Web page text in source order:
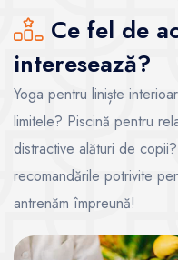
Ce fel de
interesează?
Yoga pentru liniște
limitele? Piscină pentru
distractive alături de
recomandările potrivite
antrenăm împreună!